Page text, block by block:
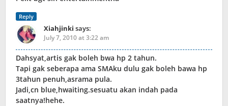
Reply
Xiahjinki says:
July 7, 2010 at 3:22 am
Dahsyat,artis gak boleh bwa hp 2 tahun.
Tapi gak seberapa ama SMAku dulu gak boleh bawa hp
3tahun penuh,asrama pula.
Jadi,cn blue,hwaiting.sesuatu akan indah pada
saatnya!hehe.